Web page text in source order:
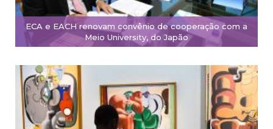
ECA e EACH renovam convênio de cooperação com a
Meio University, do Japão